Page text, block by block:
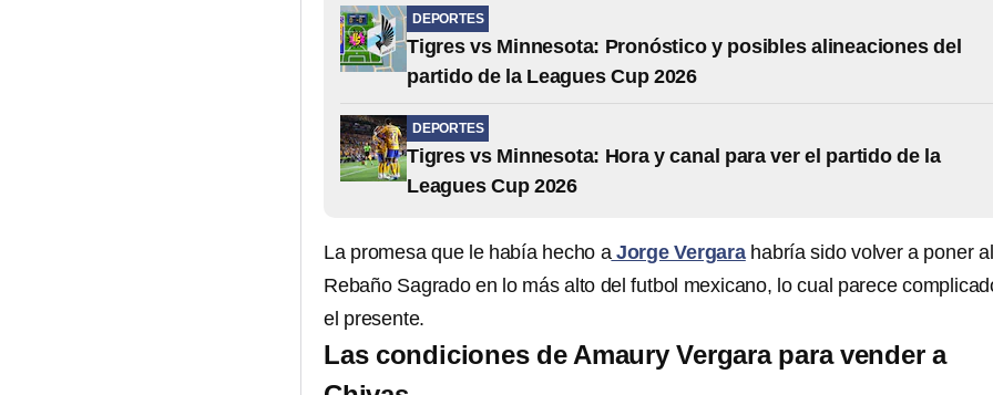
DEPORTES
Tigres vs Minnesota: Pronóstico y posibles alineaciones del
partido de la Leagues Cup 2026
DEPORTES
Tigres vs Minnesota: Hora y canal para ver el partido de la
Leagues Cup 2026
La promesa que le había hecho aJorge Vergarahabría sido volver a poner al
Rebaño Sagrado en lo más alto del futbol mexicano, lo cual parece
el presente.
Las condiciones de Amaury Vergara para vender a